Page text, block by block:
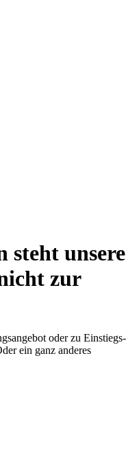
steht unsere
zur
oder zu Einstiegs-
ein ganz anderes